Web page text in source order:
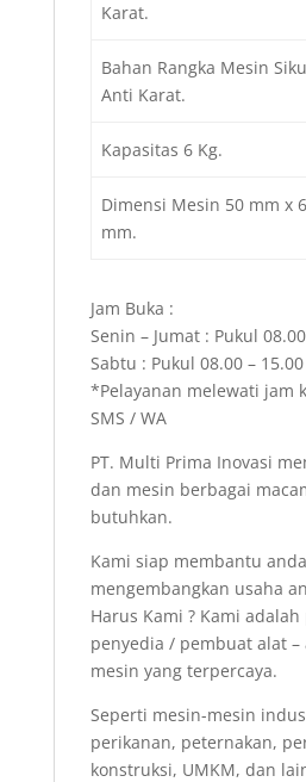
Karat.
Bahan Rangka Mesin
Anti Karat.
Kapasitas 6 Kg.
Dimensi Mesin 50 mm x
mm.
Jam Buka :
Senin – Jumat : Pukul
Sabtu : Pukul 08.00 –
*Pelayanan melewati jam
SMS / WA
PT. Multi Prima Inovasi
dan mesin berbagai
butuhkan.
Kami siap membantu
mengembangkan usaha
Harus Kami ? Kami
penyedia / pembuat alat –
mesin yang terpercaya.
Seperti mesin-mesin
perikanan, peternakan,
konstruksi, UMKM, dan